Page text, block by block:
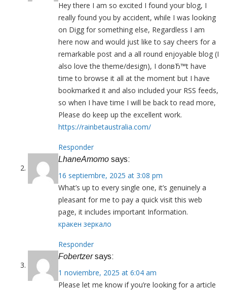
Hey there I am so excited I found your blog, I
really found you by accident, while I was looking
on Digg for something else, Regardless I am
here now and would just like to say cheers for a
remarkable post and a all round enjoyable blog (I
also love the theme/design), I donвЂ™t have
time to browse it all at the moment but I have
bookmarked it and also included your RSS feeds,
so when I have time I will be back to read more,
Please do keep up the excellent work.
https://rainbetaustralia.com/
Responder
LhaneAmomo says:
16 septiembre, 2025 at 3:08 pm
What’s up to every single one, it’s genuinely a
pleasant for me to pay a quick visit this web
page, it includes important Information.
кракен зеркало
Responder
Fobertzer says:
1 noviembre, 2025 at 6:04 am
Please let me know if you’re looking for a article